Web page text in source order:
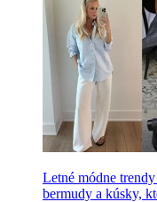
Letné módne
bermudy a kúsky,